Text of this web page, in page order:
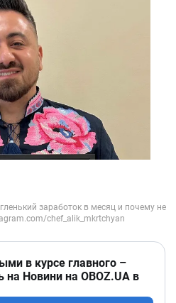
в курсе главного –
на Новини на OBOZ.UA в